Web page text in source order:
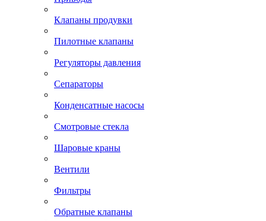
Клапаны продувки
Пилотные клапаны
Регуляторы давления
Сепараторы
Конденсатные насосы
Смотровые стекла
Шаровые краны
Вентили
Фильтры
Обратные клапаны